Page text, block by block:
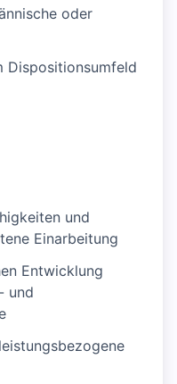
oder
Dispositionsumfeld
und
Einarbeitung
Entwicklung
und